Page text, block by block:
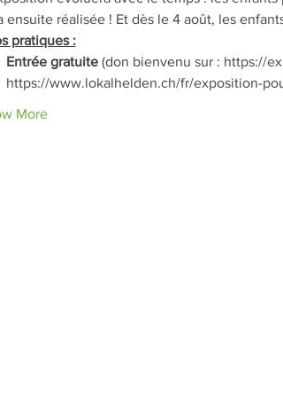
ensuite réalisée ! Et dès le 4 août, les
pratiques :
Entrée gratuite (don bienvenu sur : https://
https://www.lokalhelden.ch/fr/exposition-
More